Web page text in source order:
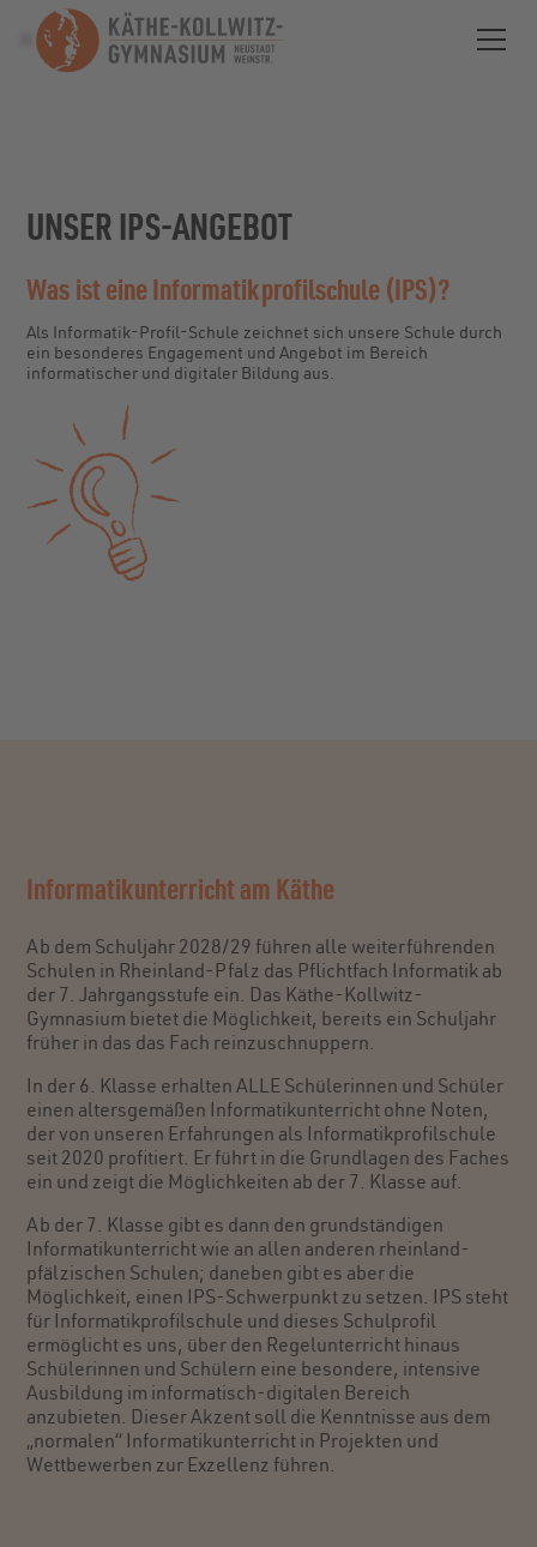
UNSER IPS-ANGEBOT
Was ist eine Informatikprofilschule (IPS)?
Als Informatik-Profil-Schule zeichnet sich unsere Schule durch
ein besonderes Engagement und Angebot im Bereich
informatischer und digitaler Bildung aus.
Informatikunterricht am Käthe
Ab dem Schuljahr 2028/29 führen alle weiterführenden
Schulen in Rheinland-Pfalz das Pflichtfach Informatik ab
der 7. Jahrgangsstufe ein. Das Käthe-Kollwitz-
Gymnasium bietet die Möglichkeit, bereits ein Schuljahr
früher in das das Fach reinzuschnuppern.
In der 6. Klasse erhalten ALLE Schülerinnen und Schüler
einen altersgemäßen Informatikunterricht ohne Noten,
der von unseren Erfahrungen als Informatikprofilschule
seit 2020 profitiert. Er führt in die Grundlagen des Faches
ein und zeigt die Möglichkeiten ab der 7. Klasse auf.
Ab der 7. Klasse gibt es dann den grundständigen
Informatikunterricht wie an allen anderen rheinland-
pfälzischen Schulen; daneben gibt es aber die
Möglichkeit, einen IPS-Schwerpunkt zu setzen. IPS steht
für Informatikprofilschule und dieses Schulprofil
ermöglicht es uns, über den Regelunterricht hinaus
Schülerinnen und Schülern eine besondere, intensive
Ausbildung im informatisch-digitalen Bereich
anzubieten. Dieser Akzent soll die Kenntnisse aus dem
„normalen“ Informatikunterricht in Projekten und
Wettbewerben zur Exzellenz führen.